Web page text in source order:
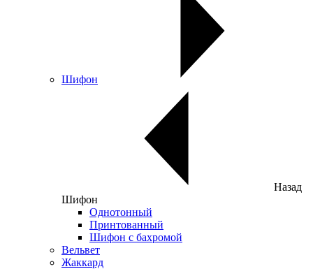
Шифон
Назад
Шифон
Однотонный
Принтованный
Шифон с бахромой
Вельвет
Жаккард